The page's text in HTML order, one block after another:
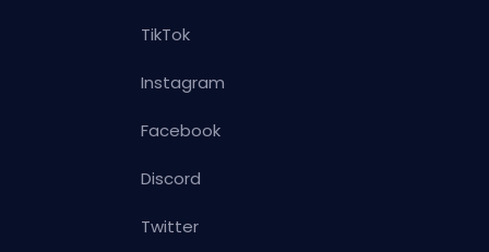
TikTok
Instagram
Facebook
Discord
Twitter